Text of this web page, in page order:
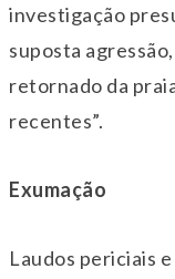
investigação
suposta
retornado da
recentes”.
Exumação
Laudos periciais